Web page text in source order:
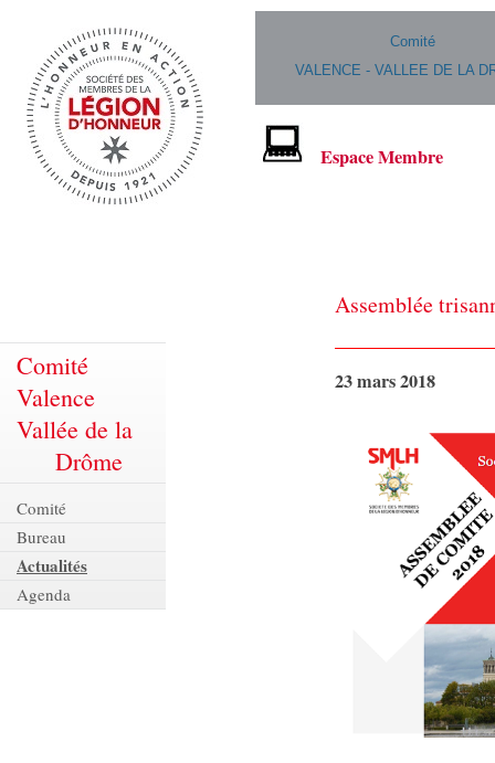
Comité
VALENCE - VALLEE DE LA
Espace Membre
Comité
Valence
Vallée de la
Drôme
Comité
Bureau
Actualités
Agenda
Assemblée
23 mars 2018